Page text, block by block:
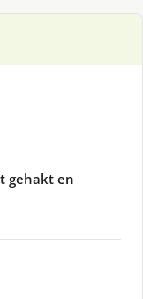
gehakt en